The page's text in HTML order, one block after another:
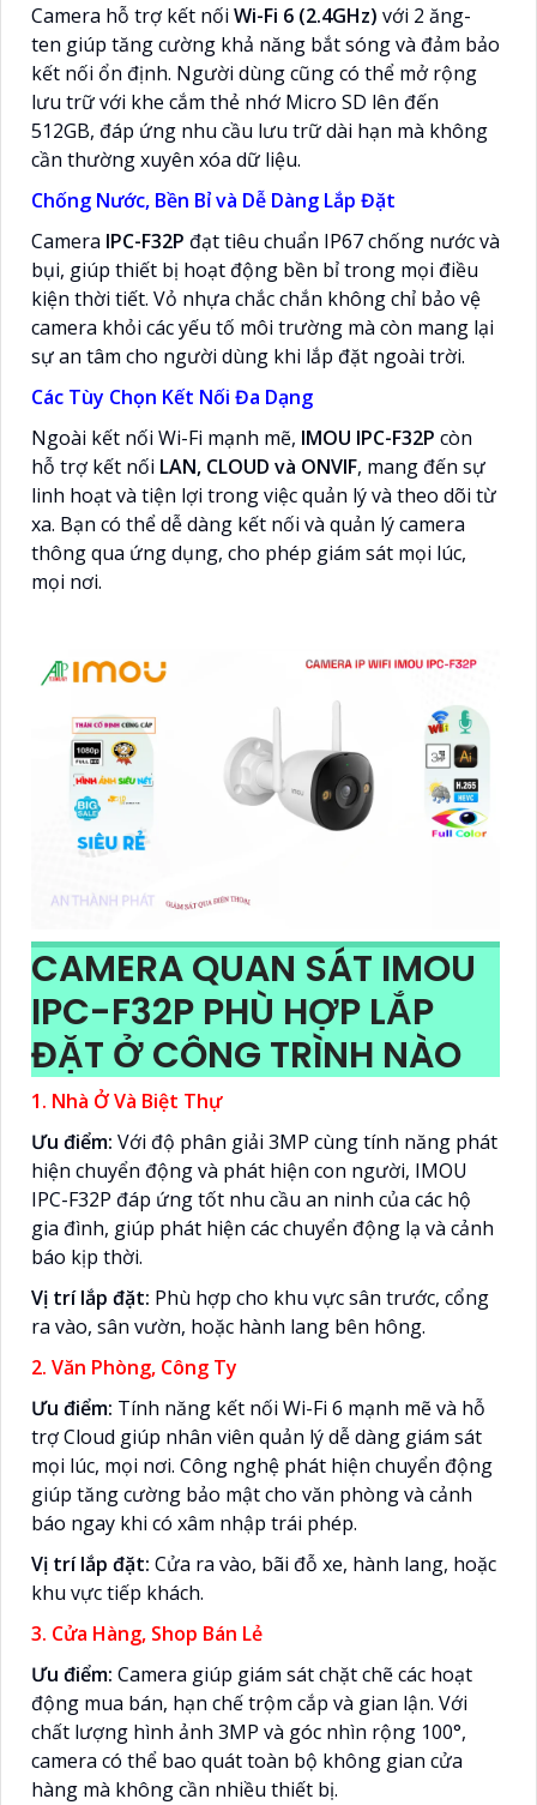
Camera hỗ trợ kết nối Wi-Fi 6 (2.4GHz) với 2 ăng-
ten giúp tăng cường khả năng bắt sóng và đảm bảo
kết nối ổn định. Người dùng cũng có thể mở rộng
lưu trữ với khe cắm thẻ nhớ Micro SD lên đến
512GB, đáp ứng nhu cầu lưu trữ dài hạn mà không
cần thường xuyên xóa dữ liệu.
Chống Nước, Bền Bỉ và Dễ Dàng Lắp Đặt
Camera IPC-F32P đạt tiêu chuẩn IP67 chống nước và
bụi, giúp thiết bị hoạt động bền bỉ trong mọi điều
kiện thời tiết. Vỏ nhựa chắc chắn không chỉ bảo vệ
camera khỏi các yếu tố môi trường mà còn mang lại
sự an tâm cho người dùng khi lắp đặt ngoài trời.
Các Tùy Chọn Kết Nối Đa Dạng
Ngoài kết nối Wi-Fi mạnh mẽ, IMOU IPC-F32P còn
hỗ trợ kết nối LAN, CLOUD và ONVIF, mang đến sự
linh hoạt và tiện lợi trong việc quản lý và theo dõi từ
xa. Bạn có thể dễ dàng kết nối và quản lý camera
thông qua ứng dụng, cho phép giám sát mọi lúc,
mọi nơi.
CAMERA QUAN SÁT IMOU
IPC-F32P PHÙ HỢP LẮP
ĐẶT Ở CÔNG TRÌNH NÀO
1. Nhà Ở Và Biệt Thự
Ưu điểm: Với độ phân giải 3MP cùng tính năng phát
hiện chuyển động và phát hiện con người, IMOU
IPC-F32P đáp ứng tốt nhu cầu an ninh của các hộ
gia đình, giúp phát hiện các chuyển động lạ và cảnh
báo kịp thời.
Vị trí lắp đặt: Phù hợp cho khu vực sân trước, cổng
ra vào, sân vườn, hoặc hành lang bên hông.
2. Văn Phòng, Công Ty
Ưu điểm: Tính năng kết nối Wi-Fi 6 mạnh mẽ và hỗ
trợ Cloud giúp nhân viên quản lý dễ dàng giám sát
mọi lúc, mọi nơi. Công nghệ phát hiện chuyển động
giúp tăng cường bảo mật cho văn phòng và cảnh
báo ngay khi có xâm nhập trái phép.
Vị trí lắp đặt: Cửa ra vào, bãi đỗ xe, hành lang, hoặc
khu vực tiếp khách.
3. Cửa Hàng, Shop Bán Lẻ
Ưu điểm: Camera giúp giám sát chặt chẽ các hoạt
động mua bán, hạn chế trộm cắp và gian lận. Với
chất lượng hình ảnh 3MP và góc nhìn rộng 100°,
camera có thể bao quát toàn bộ không gian cửa
hàng mà không cần nhiều thiết bị.